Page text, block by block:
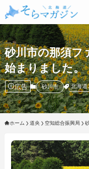
砂川市の那須フ
始まりました。
広告 砂川市 北海道
ホーム 道央 空知総合振興局